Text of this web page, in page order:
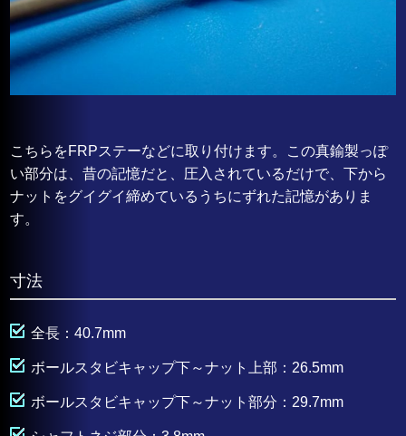
こちらをFRPステーなどに取り付けます。この真鍮製っぽ
い部分は、昔の記憶だと、圧入されているだけで、下から
ナットをグイグイ締めているうちにずれた記憶がありま
す。
寸法
全長：40.7mm
ボールスタビキャップ下～ナット上部：26.5mm
ボールスタビキャップ下～ナット部分：29.7mm